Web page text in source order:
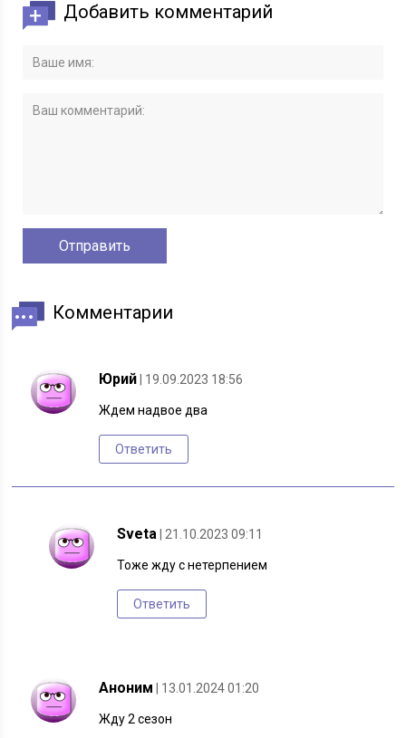
Добавить комментарий
Комментарии
Юрий | 19.09.2023 18:56
Ждем надвое два
Ответить
Sveta | 21.10.2023 09:11
Тоже жду с нетерпением
Ответить
Аноним | 13.01.2024 01:20
Жду 2 сезон